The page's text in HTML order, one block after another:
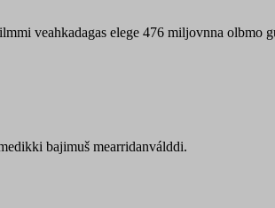
veahkadagas elege 476 miljovnna olbmo
bajimuš mearridanválddi.